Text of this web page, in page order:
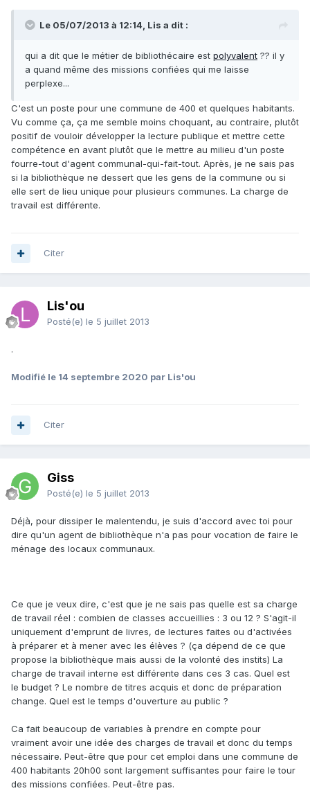
Le 05/07/2013 à 12:14, Lis a dit :
qui a dit que le métier de bibliothécaire est polyvalent ?? il y
a quand même des missions confiées qui me laisse
perplexe...
C'est un poste pour une commune de 400 et quelques habitants.
Vu comme ça, ça me semble moins choquant, au contraire, plutôt
positif de vouloir développer la lecture publique et mettre cette
compétence en avant plutôt que le mettre au milieu d'un poste
fourre-tout d'agent communal-qui-fait-tout. Après, je ne sais pas
si la bibliothèque ne dessert que les gens de la commune ou si
elle sert de lieu unique pour plusieurs communes. La charge de
travail est différente.
Citer
Lis'ou
Posté(e) le 5 juillet 2013
.
Modifié le 14 septembre 2020 par Lis'ou
Citer
Giss
Posté(e) le 5 juillet 2013
Déjà, pour dissiper le malentendu, je suis d'accord avec toi pour
dire qu'un agent de bibliothèque n'a pas pour vocation de faire le
ménage des locaux communaux.
Ce que je veux dire, c'est que je ne sais pas quelle est sa charge
de travail réel : combien de classes accueillies : 3 ou 12 ? S'agit-il
uniquement d'emprunt de livres, de lectures faites ou d'activées
à préparer et à mener avec les élèves ? (ça dépend de ce que
propose la bibliothèque mais aussi de la volonté des instits) La
charge de travail interne est différente dans ces 3 cas. Quel est
le budget ? Le nombre de titres acquis et donc de préparation
change. Quel est le temps d'ouverture au public ?
Ca fait beaucoup de variables à prendre en compte pour
vraiment avoir une idée des charges de travail et donc du temps
nécessaire. Peut-être que pour cet emploi dans une commune de
400 habitants 20h00 sont largement suffisantes pour faire le tour
des missions confiées. Peut-être pas.